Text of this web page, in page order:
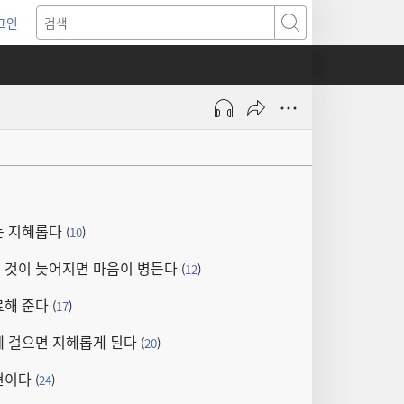
인
운
검색
지혜롭다 (10)
이 늦어지면 마음이 병든다 (12)
준다 (17)
걸으면 지혜롭게 된다 (20)
이다 (24)